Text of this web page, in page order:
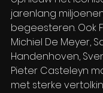
jarenlang
begeesteren. Ook
Michiel De Meyer,
Handenhoven,
Pieter Casteleyn
met sterke